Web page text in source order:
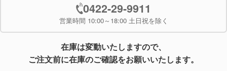
0422-29-9911
営業時間 10:00～18:00 土日祝を除く
在庫は変動いたしますので、
ご注文前に在庫のご確認をお願いいたします。